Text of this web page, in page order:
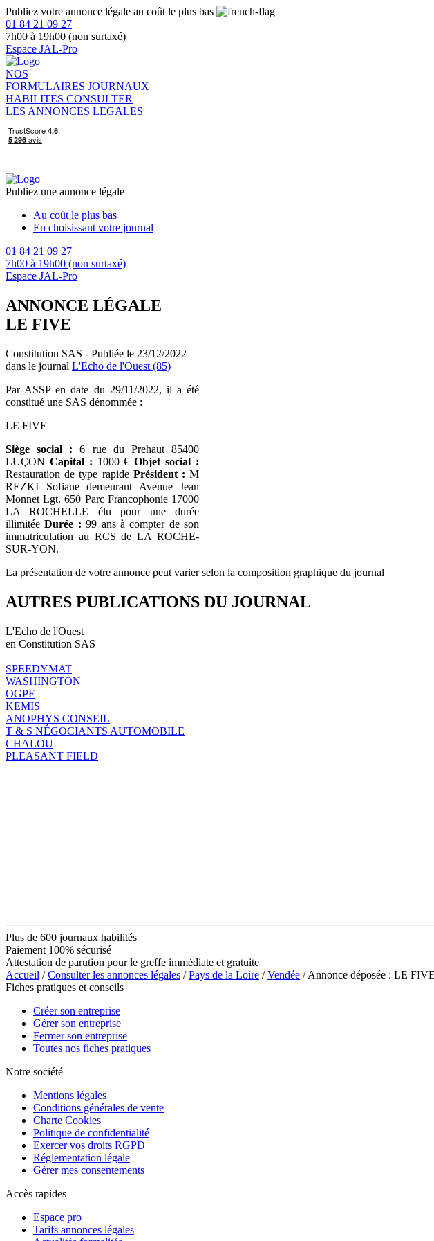
Publiez votre annonce légale au coût le plus bas
01 84 21 09 27
7h00 à 19h00 (non surtaxé)
Espace JAL-Pro
NOS
FORMULAIRES JOURNAUX
HABILITES CONSULTER
LES ANNONCES LEGALES
Publiez une annonce légale
Au coût le plus bas
En choisissant votre journal
01 84 21 09 27
7h00 à 19h00 (non surtaxé)
Espace JAL-Pro
ANNONCE LÉGALE
LE FIVE
Constitution SAS - Publiée le 23/12/2022
dans le journal L'Echo de l'Ouest (85)
Par ASSP en date du 29/11/2022, il a été
constitué une SAS dénommée :
LE FIVE
Siège social : 6 rue du Prehaut 85400
LUÇON Capital : 1000 €Objet social :
Restauration de type rapide Président : M
REZKI Sofiane demeurant Avenue Jean
Monnet Lgt. 650 Parc Francophonie 17000
LA ROCHELLE élu pour une durée
illimitéeDurée : 99 ans à compter de son
immatriculation au RCS de LA ROCHE-
SUR-YON.
La présentation de votre annonce peut varier selon la composition graphique du journal
AUTRES PUBLICATIONS DU JOURNAL
L'Echo de l'Ouest
en Constitution SAS
SPEEDYMAT
WASHINGTON
OGPF
KEMIS
ANOPHYS CONSEIL
T & S NÉGOCIANTS AUTOMOBILE
CHALOU
PLEASANT FIELD
Plus de 600 journaux habilités
Paiement 100% sécurisé
Attestation de parution pour le greffe immédiate et gratuite
Accueil /Consulter les annonces légales /Pays de la Loire /Vendée / Annonce déposée : LE FIVE
Fiches pratiques et conseils
Créer son entreprise
Gérer son entreprise
Fermer son entreprise
Toutes nos fiches pratiques
Notre société
Mentions légales
Conditions générales de vente
Charte Cookies
Politique de confidentialité
Exercer vos droits RGPD
Réglementation légale
Gérer mes consentements
Accès rapides
Espace pro
Tarifs annonces légales